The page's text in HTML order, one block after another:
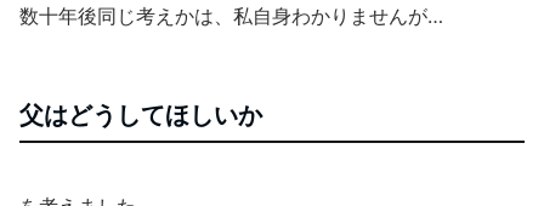
数十年後同じ考えかは、私自身わかりませんが…
父はどうしてほしいか